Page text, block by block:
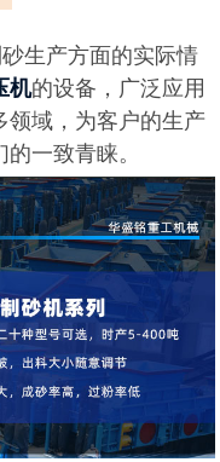
生产方面的实际情
机的设备，广泛应用
域，为客户的生产
一致青睐。